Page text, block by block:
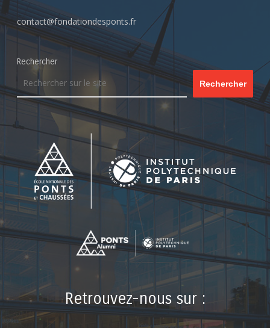
contact@fondationdesponts.fr
Rechercher
Rechercher
Retrouvez-nous sur :